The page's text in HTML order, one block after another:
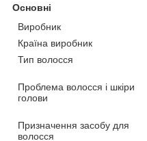
Основні
Виробник
Країна виробник
Тип волосся
Проблема волосся і шкіри
голови
Призначення засобу для
волосся